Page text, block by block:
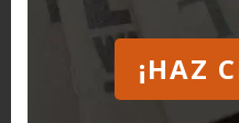
Motivo por el que
¡HAZ